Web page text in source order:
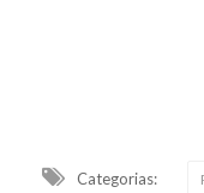
Categorias: